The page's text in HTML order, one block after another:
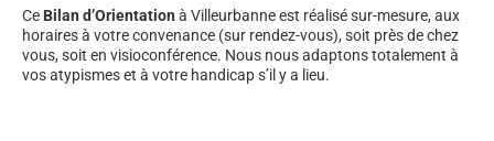
Ce Bilan d’Orientation à Villeurbanne est réalisé sur-mesure, aux
horaires à votre convenance (sur rendez-vous), soit près de chez
vous, soit en visioconférence. Nous nous adaptons totalement à
vos atypismes et à votre handicap s’il y a lieu.